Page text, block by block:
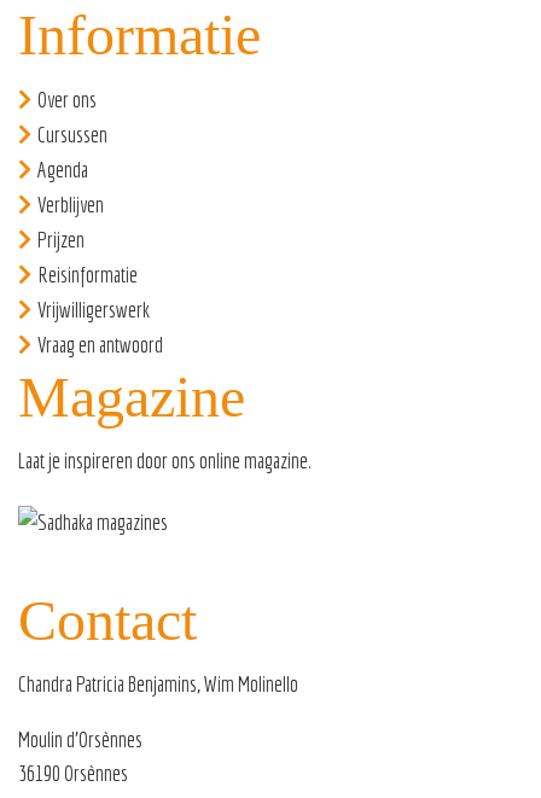
Informatie
Over ons
Cursussen
Agenda
Verblijven
Prijzen
Reisinformatie
Vrijwilligerswerk
Vraag en antwoord
Magazine
Laat je inspireren door ons online magazine.
Contact
Chandra Patricia Benjamins, Wim Molinello
Moulin d’Orsènnes
36190 Orsènnes